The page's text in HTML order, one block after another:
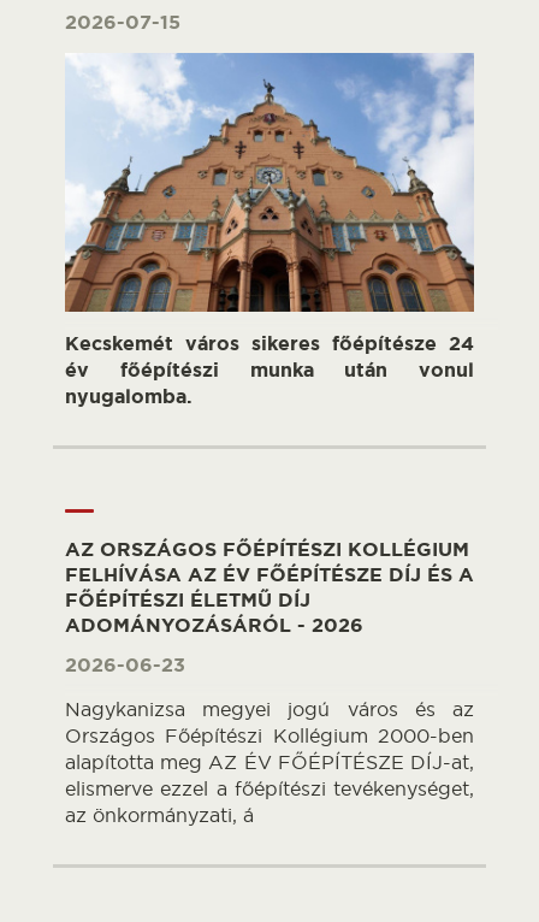
2026-07-15
Kecskemét város sikeres főépítésze 24
év főépítészi munka után vonul
nyugalomba.
AZ ORSZÁGOS FŐÉPÍTÉSZI KOLLÉGIUM
FELHÍVÁSA AZ ÉV FŐÉPÍTÉSZE DÍJ ÉS A
FŐÉPÍTÉSZI ÉLETMŰ DÍJ
ADOMÁNYOZÁSÁRÓL - 2026
2026-06-23
Nagykanizsa megyei jogú város és az
Országos Főépítészi Kollégium 2000-ben
alapította meg AZ ÉV FŐÉPÍTÉSZE DÍJ-at,
elismerve ezzel a főépítészi tevékenységet,
az önkormányzati, á